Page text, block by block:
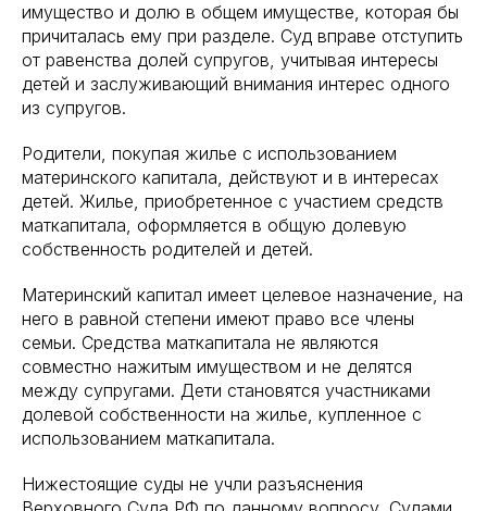
имущество и долю в общем имуществе, которая бы
причиталась ему при разделе. Суд вправе отступить
от равенства долей супругов, учитывая интересы
детей и заслуживающий внимания интерес одного
из супругов.
Родители, покупая жилье с использованием
материнского капитала, действуют и в интересах
детей. Жилье, приобретенное с участием средств
маткапитала, оформляется в общую долевую
собственность родителей и детей.
Материнский капитал имеет целевое назначение, на
него в равной степени имеют право все члены
семьи. Средства маткапитала не являются
совместно нажитым имуществом и не делятся
между супругами. Дети становятся участниками
долевой собственности на жилье, купленное с
использованием маткапитала.
Нижестоящие суды не учли разъяснения